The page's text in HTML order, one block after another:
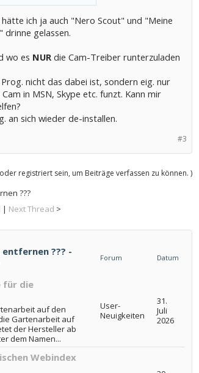
ich ja auch "Nero Scout" und "Meine
gelassen.
wo es NUR die Cam-Treiber runterzuladen
nicht das dabei ist, sondern eig. nur
in MSN, Skype etc. funzt. Kann mir
an sich wieder de-installen.
#3
registriert sein, um Beiträge verfassen zu können. )
???
| Next Thread >
??? -
Forum Datum
für die
auf den
Gartenarbeit auf
der Hersteller ab
dem Namen...
User-
Neuigkeiten
31.
Juli
2026
Webindex